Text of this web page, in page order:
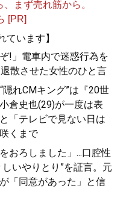
まず売れ筋から。
[PR]
ています】
!」電車内で迷惑行為を
散させた女性のひと言
れCMキング”は『20世
倉史也(29)が一度は表
「テレビで見ない日は
くまで
おろしました」...口腔性
いやりとり”を証言。元
「同意があった」と信